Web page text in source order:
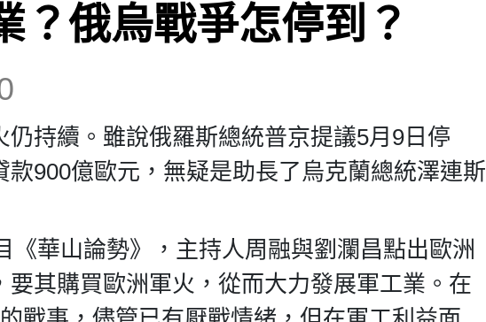
？俄烏戰爭怎停到？
持續。雖說俄羅斯總統普京提議5月9日停
900億歐元，無疑是助長了烏克蘭總統澤連斯
《華山論勢》，主持人周融與劉瀾昌點出歐洲
其購買歐洲軍火，從而大力發展軍工業。在